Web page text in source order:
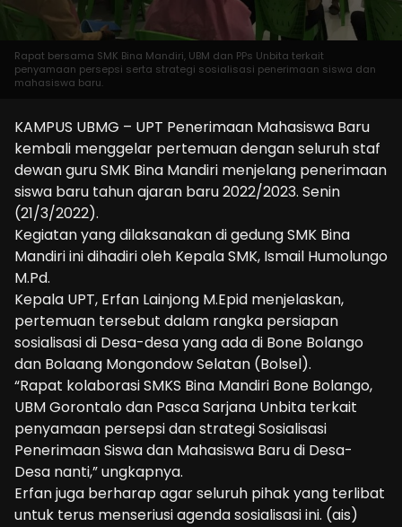
Rapat bersama SMK Bina Mandiri, UBM dan PPs Unbita terkait
penyamaan persepsi serta strategi sosialisasi penerimaan siswa dan
mahasiswa baru.
KAMPUS UBMG – UPT Penerimaan Mahasiswa Baru
kembali menggelar pertemuan dengan seluruh staf
dewan guru SMK Bina Mandiri menjelang penerimaan
siswa baru tahun ajaran baru 2022/2023. Senin
(21/3/2022).
Kegiatan yang dilaksanakan di gedung SMK Bina
Mandiri ini dihadiri oleh Kepala SMK, Ismail Humolungo
M.Pd.
Kepala UPT, Erfan Lainjong M.Epid menjelaskan,
pertemuan tersebut dalam rangka persiapan
sosialisasi di Desa-desa yang ada di Bone Bolango
dan Bolaang Mongondow Selatan (Bolsel).
“Rapat kolaborasi SMKS Bina Mandiri Bone Bolango,
UBM Gorontalo dan Pasca Sarjana Unbita terkait
penyamaan persepsi dan strategi Sosialisasi
Penerimaan Siswa dan Mahasiswa Baru di Desa-
Desa nanti,” ungkapnya.
Erfan juga berharap agar seluruh pihak yang terlibat
untuk terus menseriusi agenda sosialisasi ini. (ais)